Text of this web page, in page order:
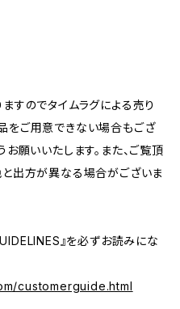
すのでタイムラグによる売り
をご用意できない場合もござ
願いいたします。また、ご覧頂
出方が異なる場合がございま
』を必ずお読みにな
customerguide.html